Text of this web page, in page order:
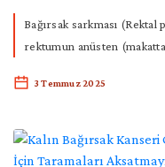
Bağırsak sarkması (Rektal
rektumun anüsten
3 Temmuz 2025